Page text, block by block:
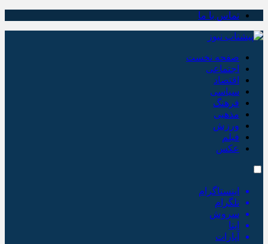
تماس با ما
صفحه نخست
اجتماعی
اقتصاد
سیاسی
فرهنگ
مذهبی
ورزش
فیلم
عکس
اینستاگرام
تلگرام
سروش
ایتا
آپارات